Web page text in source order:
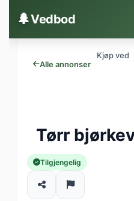
🌲Vedbod
Alle annonser
Kjøp ved
Tørr
Tilgjengelig